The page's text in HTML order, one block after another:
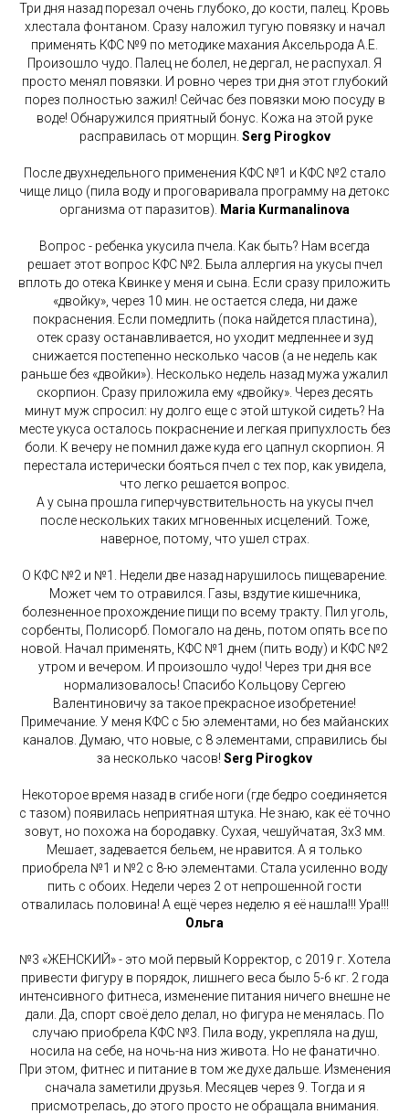
Три дня назад порезал очень глубоко, до кости, палец. Кровь
хлестала фонтаном. Сразу наложил тугую повязку и начал
применять КФС №9 по методике махания Аксельрода А.Е.
Произошло чудо. Палец не болел, не дергал, не распухал. Я
просто менял повязки. И ровно через три дня этот глубокий
порез полностью зажил! Сейчас без повязки мою посуду в
воде! Обнаружился приятный бонус. Кожа на этой руке
расправилась от морщин. Serg Pirogkov
После двухнедельного применения КФС №1 и КФС №2 стало
чище лицо (пила воду и проговаривала программу на детокс
организма от паразитов).
Maria Kurmanalinova
Вопрос - ребенка укусила пчела. Как быть? Нам всегда
решает этот вопрос КФС №2. Была аллергия на укусы пчел
вплоть до отека Квинке у меня и сына. Если сразу приложить
«двойку», через 10 мин. не остается следа, ни даже
покраснения. Если помедлить (пока найдется пластина),
отек сразу останавливается, но уходит медленнее и зуд
снижается постепенно несколько часов (а не недель как
раньше без «двойки»). Несколько недель назад мужа ужалил
скорпион. Сразу приложила ему «двойку». Через десять
минут муж спросил: ну долго еще с этой штукой сидеть? На
месте укуса осталось покраснение и легкая припухлость без
боли. К вечеру не помнил даже куда его цапнул скорпион. Я
перестала истерически бояться пчел с тех пор, как увидела,
что легко решается вопрос.
А у сына прошла гиперчувствительность на укусы пчел
после нескольких таких мгновенных исцелений. Тоже,
наверное, потому, что ушел страх.
О КФС №2 и №1. Недели две назад нарушилось пищеварение.
Может чем то отравился. Газы, вздутие кишечника,
болезненное прохождение пищи по всему тракту. Пил уголь,
сорбенты, Полисорб. Помогало на день, потом опять все по
новой. Начал применять, КФС №1 днем (пить воду) и КФС №2
утром и вечером. И произошло чудо! Через три дня все
нормализовалось! Спасибо Кольцову Сергею
Валентиновичу за такое прекрасное изобретение!
Примечание. У меня КФС с 5ю элементами, но без майанских
каналов. Думаю, что новые, с 8 элементами, справились бы
за несколько часов! Serg Pirogkov
Некоторое время назад в сгибе ноги (где бедро соединяется
с тазом) появилась неприятная штука. Не знаю, как её точно
зовут, но похожа на бородавку. Сухая, чешуйчатая, 3х3 мм.
Мешает, задевается бельем, не нравится. А я только
приобрела №1 и №2 с 8-ю элементами. Стала усиленно воду
пить с обоих. Недели через 2 от непрошенной гости
отвалилась половина! А ещё через неделю я её нашла!!! Ура!!!
Ольга
№3 «ЖЕНСКИЙ» - это мой первый Корректор, с 2019 г. Хотела
привести фигуру в порядок, лишнего веса было 5-6 кг. 2 года
интенсивного фитнеса, изменение питания ничего внешне не
дали. Да, спорт своё дело делал, но фигура не менялась. По
случаю приобрела КФС №3. Пила воду, укрепляла на душ,
носила на себе, на ночь-на низ живота. Но не фанатично.
При этом, фитнес и питание в том же духе дальше. Изменения
сначала заметили друзья. Месяцев через 9. Тогда и я
присмотрелась, до этого просто не обращала внимания.